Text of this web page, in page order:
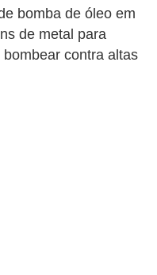
bomba de óleo em
de metal para
contra altas